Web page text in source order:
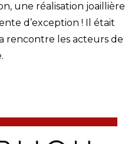
une réalisation joaillière
d’exception ! Il était
rencontre les acteurs de